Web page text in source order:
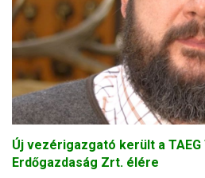
Új vezérigazgató került a TAEG
Erdőgazdaság Zrt. élére